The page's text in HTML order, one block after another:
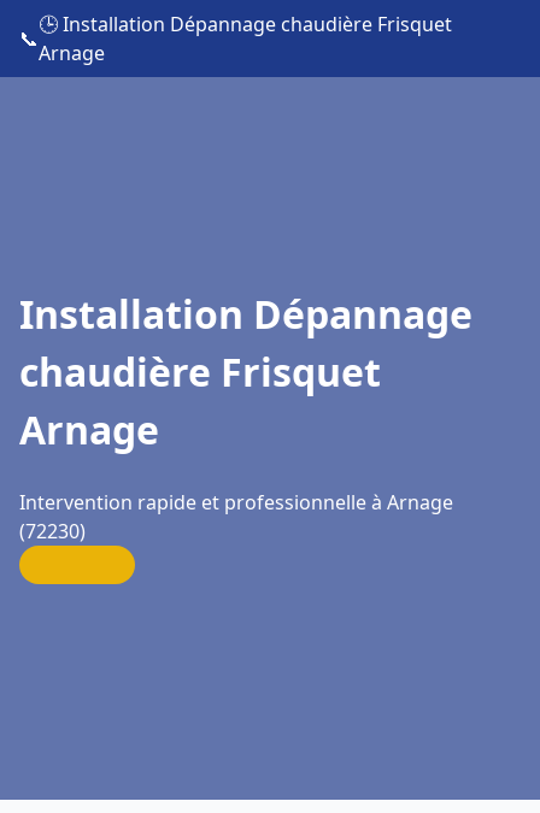
📞
🕒 Installation Dépannage chaudière Frisquet
Arnage
Installation Dépannage
chaudière Frisquet
Arnage
Intervention rapide et professionnelle à Arnage
(72230)